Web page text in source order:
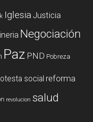
Iglesia Justicia
Negociación
Paz PND Pobreza
social reforma
revolucion salud